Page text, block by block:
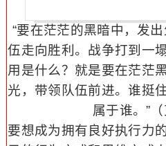
“要在茫茫的黑暗中，发
伍走向胜利。战争打到一
用是什么？就是要在茫茫
光，带领队伍前进。谁挺
属于谁。”（
要想成为拥有良好执行力